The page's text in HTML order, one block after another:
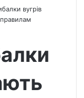
вугрів